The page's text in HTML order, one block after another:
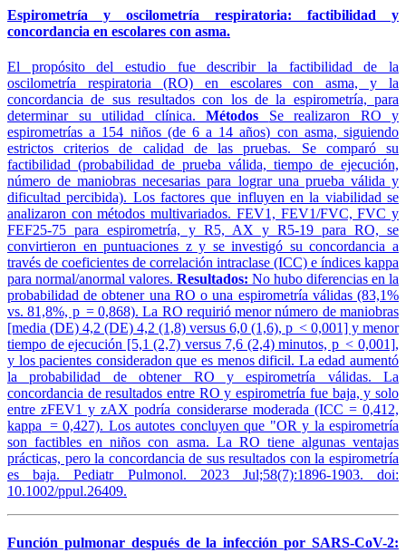
Espirometría y oscilometría respiratoria: factibilidad y
concordancia en escolares con asma.
El propósito del estudio fue describir la factibilidad de la
oscilometría respiratoria (RO) en escolares con asma, y ​​la
concordancia de sus resultados con los de la espirometría, para
determinar su utilidad clínica. Métodos Se realizaron RO y
espirometrías a 154 niños (de 6 a 14 años) con asma, siguiendo
estrictos criterios de calidad de las pruebas. Se comparó su
factibilidad (probabilidad de prueba válida, tiempo de ejecución,
número de maniobras necesarias para lograr una prueba válida y
dificultad percibida). Los factores que influyen en la viabilidad se
analizaron con métodos multivariados. FEV1, FEV1/FVC, FVC y
FEF25-75 para espirometría, y R5, AX y R5-19 para RO, se
convirtieron en puntuaciones z y se investigó su concordancia a
través de coeficientes de correlación intraclase (ICC) e índices kappa
para normal/anormal valores. Resultados: No hubo diferencias en la
probabilidad de obtener una RO o una espirometría válidas (83,1%
vs. 81,8%, p = 0,868). La RO requirió menor número de maniobras
[media (DE) 4,2 (DE) 4,2 (1,8) versus 6,0 (1,6), p < 0,001] y menor
tiempo de ejecución [5,1 (2,7) versus 7,6 (2,4) minutos, p < 0,001],
y los pacientes consideradon que es menos dificil. La edad aumentó
la probabilidad de obtener RO y espirometría válidas. La
concordancia de resultados entre RO y espirometría fue baja, y solo
entre zFEV1 y zAX podría considerarse moderada (ICC = 0,412,
kappa = 0,427). Los autotes concluyen que "OR y la espirometría
son factibles en niños con asma. La RO tiene algunas ventajas
prácticas, pero la concordancia de sus resultados con la espirometría
es baja. Pediatr Pulmonol. 2023 Jul;58(7):1896-1903. doi:
10.1002/ppul.26409.
Función pulmonar después de la infección por SARS-CoV-2: